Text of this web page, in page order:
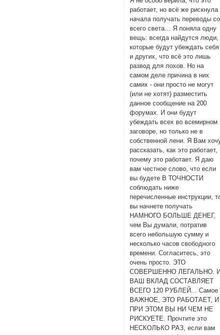
работает, но всё же рискнула
начала получать переводы со
всего света… Я поняла одну
вещь: всегда найдутся люди,
которые будут убеждать себя
и других, что всё это лишь
развод для лохов. Но на
самом деле причина в них
самих - они просто не могут
(или не хотят) разместить
данное сообщение на 200
форумах. И они будут
убеждать всех во всемирном
заговоре, но только не в
собственной лени. Я Вам
рассказать, как это работает,
почему это работает. Я даю
вам честное слово, что если
вы будете В ТОЧНОСТИ
соблюдать ниже
перечисленные инструкции,
вы начнете получать
НАМНОГО БОЛЬШЕ ДЕНЕГ,
чем Вы думали, потратив
всего небольшую сумму и
несколько часов свободного
времени. Согласитесь, это
очень просто. ЭТО
СОВЕРШЕННО ЛЕГАЛЬНО.
ВАШ ВКЛАД СОСТАВЛЯЕТ
ВСЕГО 120 РУБЛЕЙ... Самое
ВАЖНОЕ, ЭТО РАБОТАЕТ, И
ПРИ ЭТОМ ВЫ НИ ЧЕМ НЕ
РИСКУЕТЕ. Прочтите это
НЕСКОЛЬКО РАЗ, если вам